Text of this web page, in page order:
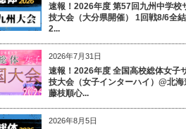
速報！2026年度 第57回九州中学校
技大会（大分県開催） 1回戦8/6全結
2...
2026年7月31日
速報！2026年度 全国高校総体女子
技大会（女子インターハイ）@北海
藤枝順心...
2026年8月5日